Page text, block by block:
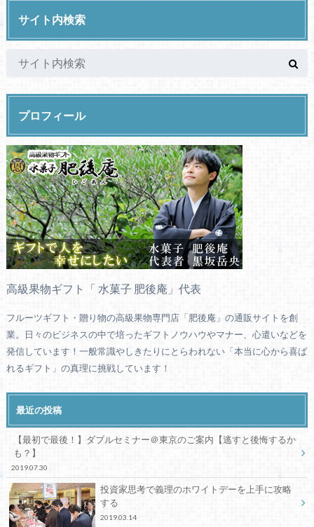
サイト内検索
プロフィール
高級果物ギフト「 水菓子 肥後庵」代表
フルーツギフト・贈り物の高級果物専門店「肥後庵」の通販サイトを創
業。日々のビジネスの中で培ったギフトノウハウやマナー、心遣いなどを
発信しています！一般常識やしきたりにとらわれない「本当に心から喜ば
れるギフト」の真理に挑戦しています！
最近の投稿
【最初で最後！】ダブルセミナー＠東京のご案内【逃すと後悔するか
も？】
2019.07.30
投資家思考で義理のホワイトデーを上手に攻略
する
2019.03.14